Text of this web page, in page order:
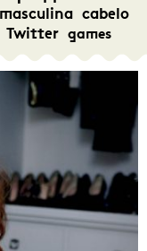
cabelo
Twitter games